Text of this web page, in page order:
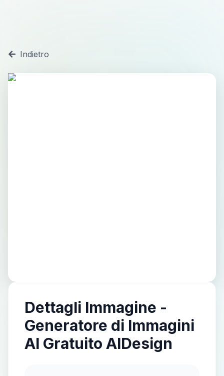
Indietro
Dettagli Immagine -
Generatore di Immagini
AI Gratuito AIDesign